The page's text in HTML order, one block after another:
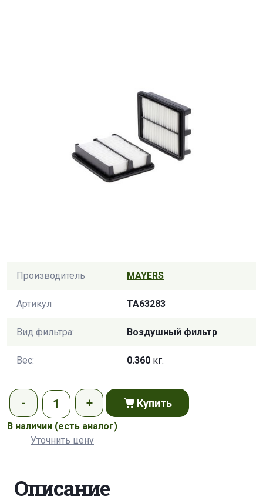
Производитель MAYERS
Артикул TA63283
Вид фильтра: Воздушный фильтр
Вес: 0.360 кг.
Купить
В наличии (есть аналог)
Уточнить цену
Описание